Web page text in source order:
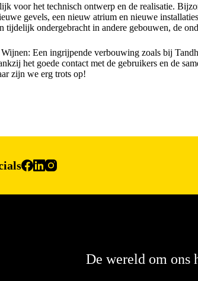
voor het technisch ontwerp en de realisatie.
gevels, een nieuw atrium en nieuwe
tijdelijk ondergebracht in andere gebouwen, de
Een ingrijpende verbouwing zoals bij
het goede contact met de gebruikers en de
zijn we erg trots op!
De wereld om ons